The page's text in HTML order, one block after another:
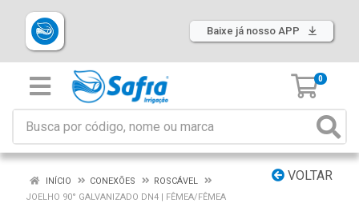
Baixe já nosso APP
0
VOLTAR
INÍCIO CONEXÕES
ROSCÁVEL
JOELHO 90° GALVANIZADO DN4 | FÊMEA/FÊMEA